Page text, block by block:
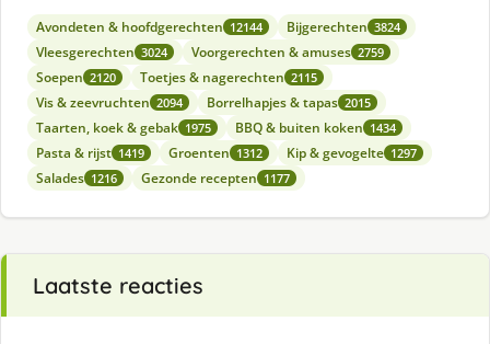
Avondeten & hoofdgerechten 12144 Bijgerechten 3824
Vleesgerechten 3024 Voorgerechten & amuses 2759
Soepen 2120 Toetjes & nagerechten 2115
Vis & zeevruchten 2094 Borrelhapjes & tapas 2015
Taarten, koek & gebak 1975 BBQ & buiten koken 1434
Pasta & rijst 1419 Groenten 1312 Kip & gevogelte 1297
Salades 1216 Gezonde recepten 1177
Laatste reacties